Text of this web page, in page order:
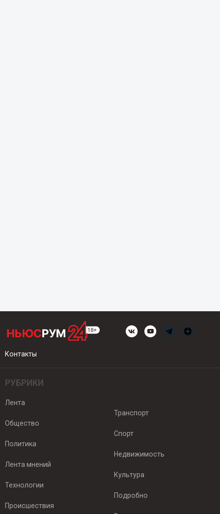
Контакты
РУБРИКИ
Лента
Общество
Политика
Лента мнений
Технологии
Происшествия
Транспорт
Спорт
Недвижимость
Культура
Подробно